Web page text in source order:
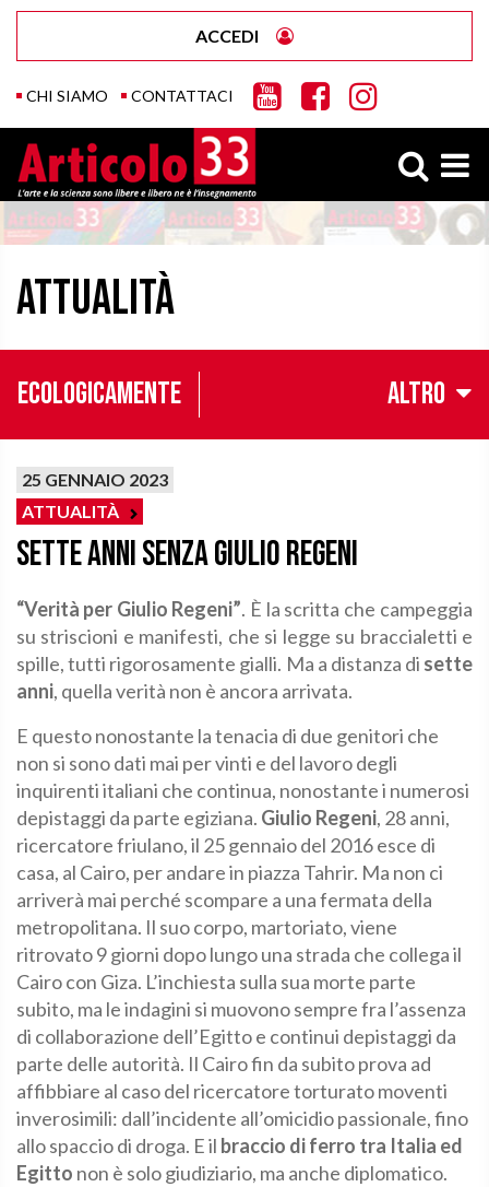
CHI SIAMO CONTATTACI
ACCEDI
Attualità
EcoLogicamente Altro
25 GENNAIO 2023
ATTUALITÀ
Sette anni senza Giulio Regeni
“Verità per Giulio Regeni”. È la scritta che campeggia
su striscioni e manifesti, che si legge su braccialetti e
spille, tutti rigorosamente gialli. Ma a distanza di sette
anni, quella verità non è ancora arrivata.
E questo nonostante la tenacia di due genitori che
non si sono dati mai per vinti e del lavoro degli
inquirenti italiani che continua, nonostante i numerosi
depistaggi da parte egiziana. Giulio Regeni, 28 anni,
ricercatore friulano, il 25 gennaio del 2016 esce di
casa, al Cairo, per andare in piazza Tahrir. Ma non ci
arriverà mai perché scompare a una fermata della
metropolitana. Il suo corpo, martoriato, viene
ritrovato 9 giorni dopo lungo una strada che collega il
Cairo con Giza. L’inchiesta sulla sua morte parte
subito, ma le indagini si muovono sempre fra l’assenza
di collaborazione dell’Egitto e continui depistaggi da
parte delle autorità. Il Cairo fin da subito prova ad
affibbiare al caso del ricercatore torturato moventi
inverosimili: dall’incidente all’omicidio passionale, fino
allo spaccio di droga. E il braccio di ferro tra Italia ed
Egitto non è solo giudiziario, ma anche diplomatico.